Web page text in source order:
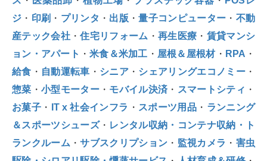
ジ ・ 印刷 ・ プリンタ ・ 出版 ・量子コンピューター ・ 不動
産テック会社 ・住宅リフォーム ・再生医療 ・ 賃貸マンシ
ョン・アパート ・米食＆米加工 ・ 屋根＆屋根材・ RPA ・
給食 ・ 自動運転車 ・ シニア ・ シェアリングエコノミー ・
惣菜 ・小型モーター ・ モバイル決済 ・ スマートシティ ・
お菓子 ・ IT x 社会インフラ ・ スポーツ用品 ・ ランニング
＆スポーツシューズ・ レンタル収納・コンテナ収納・ト
ランクルーム ・サブスクリプション ・ 監視カメラ ・ 害虫